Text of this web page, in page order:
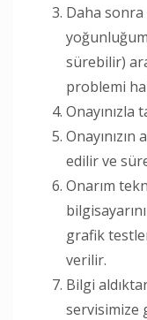
Daha sonra
sürebilir)
problemi
Onayınızla
edilir ve
Onarım
grafik
verilir.
Bilgi
servisimize